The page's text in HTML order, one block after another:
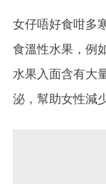
女仔唔好食咁多
食溫性水果，例
水果入面含有大
泌，幫助女性減